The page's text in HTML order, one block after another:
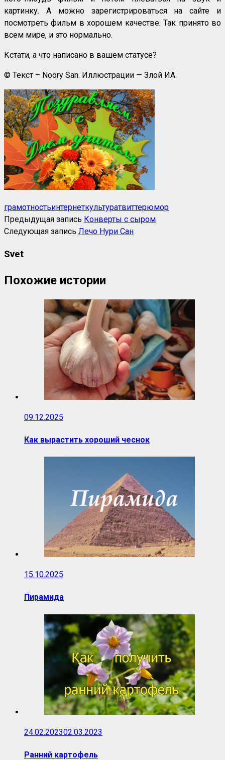
картинку. А можно зарегистрироваться на сайте и
посмотреть фильм в хорошем качестве. Так принято во
всем мире, и это нормально.
Кстати, а что написано в вашем статусе?
© Текст – Noory San. Иллюстрации — Злой ИА.
грамотностьинтернеткультуратвиттерюмор
Предыдущая запись Конверты с сыром
Следующая запись Лечо Нури Сан
Svet
Похожие истории
09.12.2025
Как вырастить хороший чеснок
15.10.2025
Пирамида
24.02.202302.03.2023
Ранний картофель